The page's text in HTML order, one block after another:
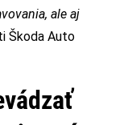
ale aj
Škoda Auto